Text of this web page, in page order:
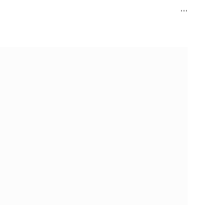
…